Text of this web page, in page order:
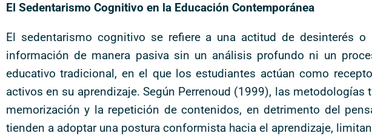
El Sedentarismo Cognitivo en la Educación Contemporánea
El sedentarismo cognitivo se refiere a una actitud de desinterés
información de manera pasiva sin un análisis profundo ni un
educativo tradicional, en el que los estudiantes actúan como
activos en su aprendizaje. Según Perrenoud (1999), las
memorización y la repetición de contenidos, en detrimento del
tienden a adoptar una postura conformista hacia el aprendizaje,